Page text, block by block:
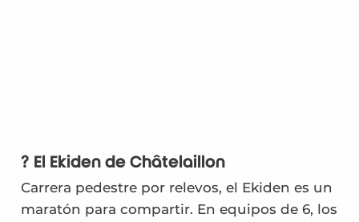
? El Ekiden de Châtelaillon
Carrera pedestre por relevos, el Ekiden es un
maratón para compartir. En equipos de 6, los